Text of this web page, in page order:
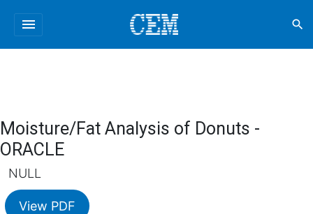
menu search
Moisture/Fat Analysis of Donuts -
ORACLE
NULL
View PDF